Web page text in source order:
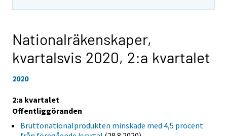
Nationalräkenskaper,
kvartalsvis 2020, 2:a kvartalet
2020
2:a kvartalet
Offentliggöranden
Bruttonationalprodukten minskade med 4,5 procent